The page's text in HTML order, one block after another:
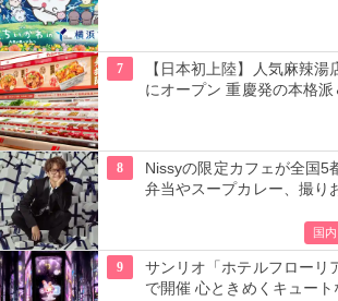
7
【日本初上陸】人気麻辣
にオープン 重慶発の本格
8
Nissyの限定カフェが全国5
弁当やスープカレー、撮り
国内
9
サンリオ「ホテルフローリ
で開催 心ときめくキュート